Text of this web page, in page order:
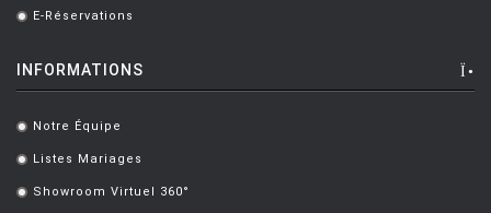
. E-Réservations
INFORMATIONS
. Notre Équipe
. Listes Mariages
. Showroom Virtuel 360°